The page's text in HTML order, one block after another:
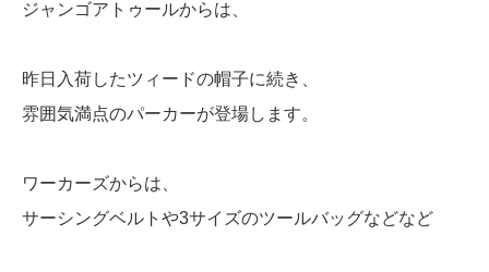
ジャンゴアトゥールからは、
昨日入荷したツィードの帽子に続き、
雰囲気満点のパーカーが登場します。
ワーカーズからは、
サーシングベルトや3サイズのツールバッグなどなど